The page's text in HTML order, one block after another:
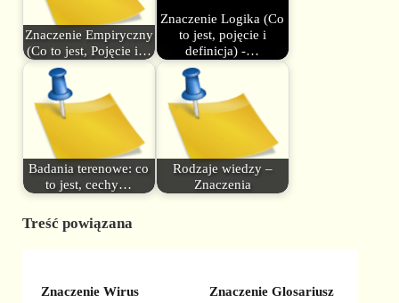
Znaczenie Empiryczny
(Co to jest, Pojęcie i…
Znaczenie Logika (Co
to jest, pojęcie i
definicja) -…
Badania terenowe: co
to jest, cechy…
Rodzaje wiedzy –
Znaczenia
Treść powiązana
Znaczenie Wirus
Znaczenie Glosariusz